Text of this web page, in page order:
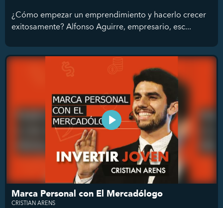
¿Cómo empezar un emprendimiento y hacerlo crecer
exitosamente? Alfonso Aguirre, empresario, esc...
Marca Personal con El Mercadólogo
CRISTIAN ARENS